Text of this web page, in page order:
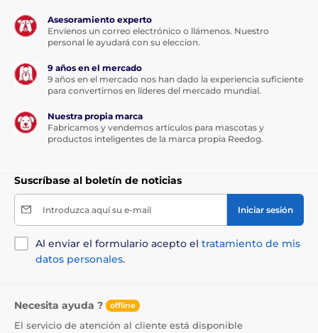
Asesoramiento experto
Envíenos un correo electrónico o llámenos. Nuestro
personal le ayudará con su eleccion.
9 años en el mercado
9 años en el mercado nos han dado la experiencia suficiente
para convertirnos en líderes del mercado mundial.
Nuestra propia marca
Fabricamos y vendemos artículos para mascotas y
productos inteligentes de la marca propia Reedog.
Suscríbase al boletín de noticias
Introduzca aquí su e-mail Iniciar sesión
Al enviar el formulario acepto el tratamiento de mis
datos personales.
Necesita ayuda ? offline
El servicio de atención al cliente está disponible